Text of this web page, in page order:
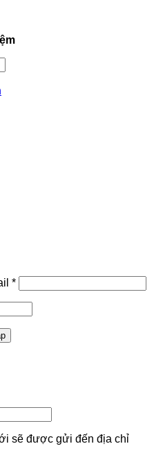
*Bắt
buộc
sẽ được gửi đến địa chỉ